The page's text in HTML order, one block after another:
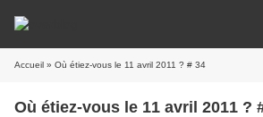
Accueil » Où étiez-vous le 11 avril 2011 ? # 34
Où étiez-vous le 11 avril 2011 ?